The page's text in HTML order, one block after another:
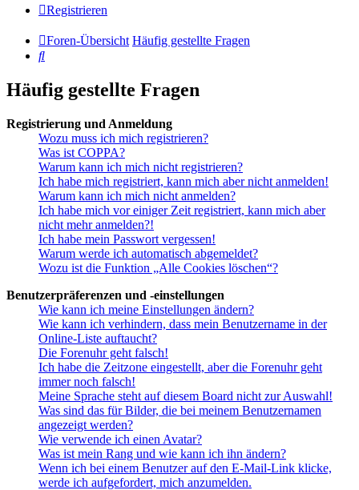
Registrieren
Foren-Übersicht Häufig gestellte Fragen
Suche
Häufig gestellte Fragen
Registrierung und Anmeldung
Wozu muss ich mich registrieren?
Was ist COPPA?
Warum kann ich mich nicht registrieren?
Ich habe mich registriert, kann mich aber nicht anmelden!
Warum kann ich mich nicht anmelden?
Ich habe mich vor einiger Zeit registriert, kann mich aber
nicht mehr anmelden?!
Ich habe mein Passwort vergessen!
Warum werde ich automatisch abgemeldet?
Wozu ist die Funktion „Alle Cookies löschen“?
Benutzerpräferenzen und -einstellungen
Wie kann ich meine Einstellungen ändern?
Wie kann ich verhindern, dass mein Benutzername in der
Online-Liste auftaucht?
Die Forenuhr geht falsch!
Ich habe die Zeitzone eingestellt, aber die Forenuhr geht
immer noch falsch!
Meine Sprache steht auf diesem Board nicht zur Auswahl!
Was sind das für Bilder, die bei meinem Benutzernamen
angezeigt werden?
Wie verwende ich einen Avatar?
Was ist mein Rang und wie kann ich ihn ändern?
Wenn ich bei einem Benutzer auf den E-Mail-Link klicke,
werde ich aufgefordert, mich anzumelden.